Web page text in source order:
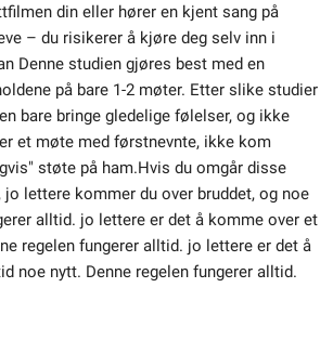
din eller hører en kjent sang på
– du risikerer å kjøre deg selv inn i
Denne studien gjøres best med en
på bare 1-2 møter. Etter slike studier
bare bringe gledelige følelser, og ikke
et møte med førstnevnte, ikke kom
støte på ham.Hvis du omgår disse
lettere kommer du over bruddet, og noe
alltid. jo lettere er det å komme over et
regelen fungerer alltid. jo lettere er det å
noe nytt. Denne regelen fungerer alltid.